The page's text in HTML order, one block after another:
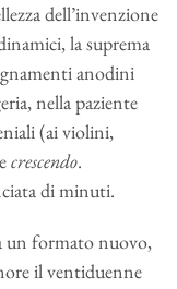
dell’invenzione
la suprema
anodini
nella paziente
(ai violini,
crescendo.
di minuti.
un formato nuovo,
il ventiduenne